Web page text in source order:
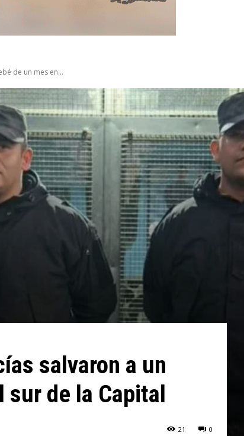
de un mes en...
salvaron a un
sur de la Capital
0
21